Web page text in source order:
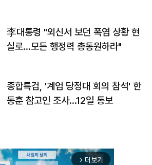
李대통령 "외신서 보던 폭염 상황 현
실로…모든 행정력 총동원하라"
종합특검, '계엄 당정대 회의 참석' 한
동훈 참고인 조사...12일 통보
arrow_forward_ios 더보기